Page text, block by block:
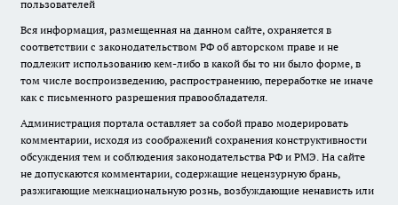
пользователей
Вся информация, размещенная на данном сайте, охраняется в
соответствии с законодательством РФ об авторском праве и не
подлежит использованию кем-либо в какой бы то ни было форме, в
том числе воспроизведению, распространению, переработке не иначе
как с письменного разрешения правообладателя.
Администрация портала оставляет за собой право модерировать
комментарии, исходя из соображений сохранения конструктивности
обсуждения тем и соблюдения законодательства РФ и РМЭ. На сайте
не допускаются комментарии, содержащие нецензурную брань,
разжигающие межнациональную рознь, возбуждающие ненависть или